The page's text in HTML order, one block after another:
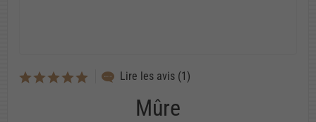
Lire les avis (1)
Mûre